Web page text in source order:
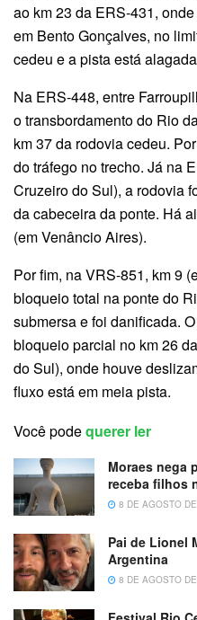
ao km 23 da ERS-431,
em Bento Gonçalves, no
cedeu e a pista está
Na ERS-448, entre
o transbordamento do Rio
km 37 da rodovia cedeu.
do tráfego no trecho. Já na
Cruzeiro do Sul), a rodovia
da cabeceira da ponte. Há
(em Venâncio Aires).
Por fim, na VRS-851, km 9
bloqueio total na ponte do
submersa e foi danificada.
bloqueio parcial no km 26
do Sul), onde houve
fluxo está em meia pista.
Você podequerer ler
Moraes nega
receba filhos
8 DE AGOSTO
Pai de Lionel
Argentina
8 DE AGOSTO